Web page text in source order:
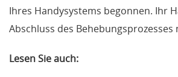
Ihres Handysystems begonnen. Ihr
Abschluss des Behebungsprozesses
Lesen Sie auch: